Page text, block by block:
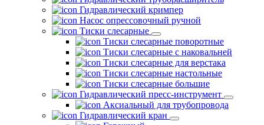
Гидравлический кримпер
Насос опрессовочный ручной
Тиски слесарные
Тиски слесарные поворотные
Тиски слесарные с наковальней
Тиски слесарные для верстака
Тиски слесарные настольные
Тиски слесарные большие
Гидравлический пресс-инструмент
Аксиальный для трубопровода
Гидравлический кран